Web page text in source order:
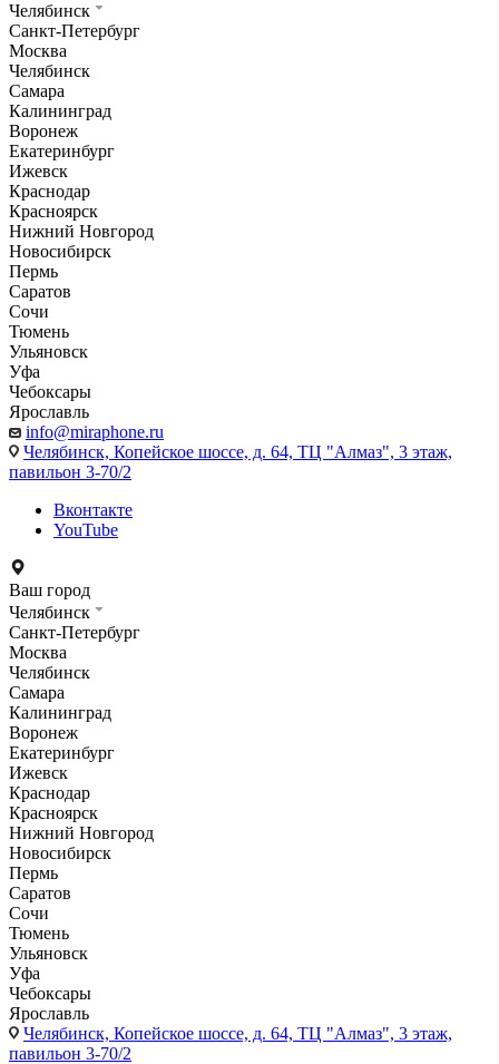
Челябинск
Санкт-Петербург
Москва
Челябинск
Самара
Калининград
Воронеж
Екатеринбург
Ижевск
Краснодар
Красноярск
Нижний Новгород
Новосибирск
Пермь
Саратов
Сочи
Тюмень
Ульяновск
Уфа
Чебоксары
Ярославль
info@miraphone.ru
Челябинск, Копейское шоссе, д. 64, ТЦ "Алмаз", 3 этаж,
павильон 3-70/2
Вконтакте
YouTube
Ваш город
Челябинск
Санкт-Петербург
Москва
Челябинск
Самара
Калининград
Воронеж
Екатеринбург
Ижевск
Краснодар
Красноярск
Нижний Новгород
Новосибирск
Пермь
Саратов
Сочи
Тюмень
Ульяновск
Уфа
Чебоксары
Ярославль
Челябинск, Копейское шоссе, д. 64, ТЦ "Алмаз", 3 этаж,
павильон 3-70/2